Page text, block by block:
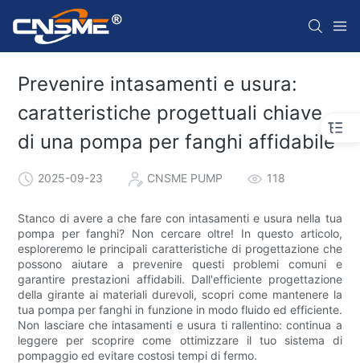
Prevenire intasamenti e usura:
caratteristiche progettuali chiave
di una pompa per fanghi affidabile
2025-09-23 CNSME PUMP 118
Stanco di avere a che fare con intasamenti e usura nella tua
pompa per fanghi? Non cercare oltre! In questo articolo,
esploreremo le principali caratteristiche di progettazione che
possono aiutare a prevenire questi problemi comuni e
garantire prestazioni affidabili. Dall'efficiente progettazione
della girante ai materiali durevoli, scopri come mantenere la
tua pompa per fanghi in funzione in modo fluido ed efficiente.
Non lasciare che intasamenti e usura ti rallentino: continua a
leggere per scoprire come ottimizzare il tuo sistema di
pompaggio ed evitare costosi tempi di fermo.